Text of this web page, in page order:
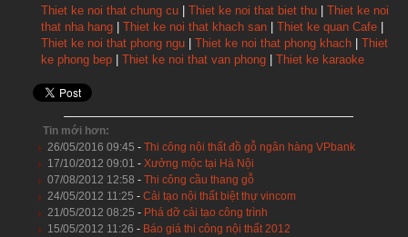
Thiet ke noi that chung cu | Thiet ke noi that biet thu | Thiet ke noi
that nha hang | Thiet ke noi that khach san | Thiet ke quan Cafe |
Thiet ke noi that phong ngu | Thiet ke noi that phong khach | Thiet
ke phong bep | Thiet ke noi that van phong | Thiet ke karaoke
Tin mới hơn:
26/05/2016 09:45 - Thi công nội thất đồ gỗ ngân hàng VPbank
17/10/2012 09:01 - Xưởng mộc tại Hà Nội
07/08/2012 12:58 - Thi công cầu thang gỗ
24/05/2012 11:25 - Cải tạo nội thất biệt thự vincom
21/05/2012 08:25 - Phá dỡ cải tạo công trình
15/05/2012 11:26 - Báo giá thi công nội thất 2012